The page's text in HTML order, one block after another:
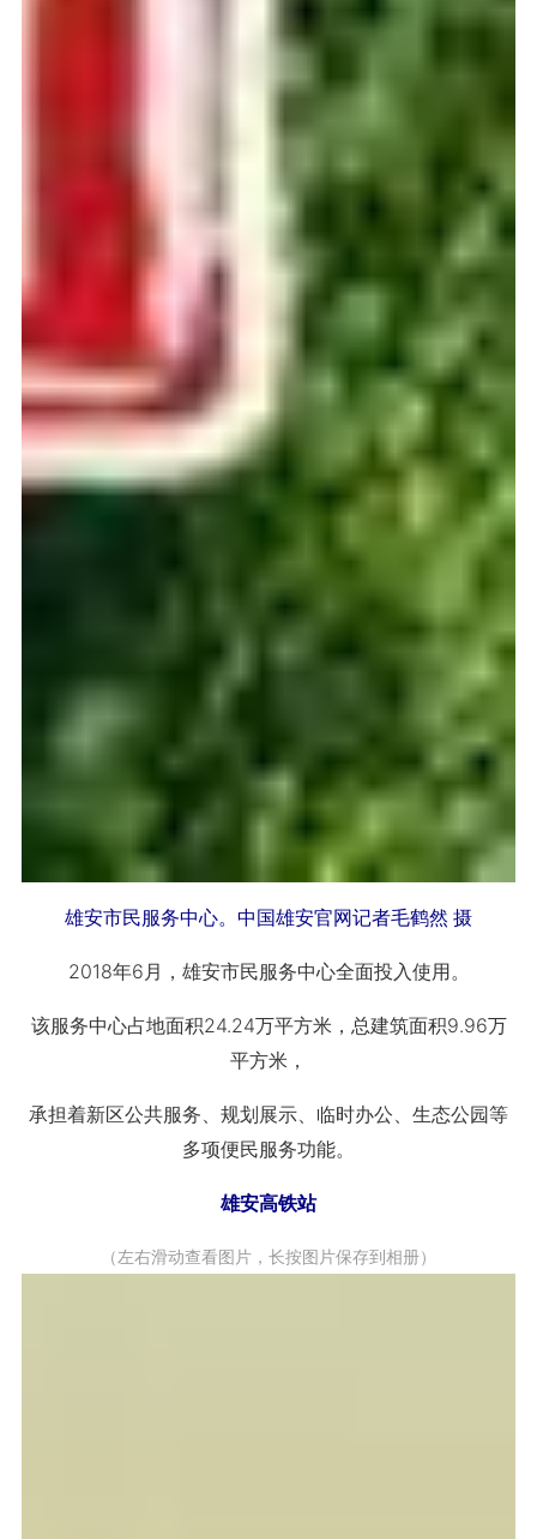
雄安市民服务中心。中国雄安官网记者毛鹤然 摄
2018年6月，雄安市民服务中心全面投入使用。
该服务中心占地面积24.24万平方米，总建筑面积9.96万
平方米，
承担着新区公共服务、规划展示、临时办公、生态公园等
多项便民服务功能。
雄安高铁站
（左右滑动查看图片，长按图片保存到相册）